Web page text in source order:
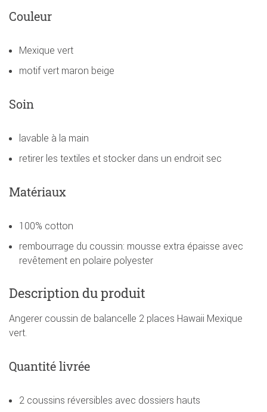
Couleur
Mexique vert
motif vert maron beige
Soin
lavable à la main
retirer les textiles et stocker dans un endroit sec
Matériaux
100% cotton
rembourrage du coussin: mousse extra épaisse avec
revêtement en polaire polyester
Description du produit
Angerer coussin de balancelle 2 places Hawaii Mexique
vert.
Quantité livrée
2 coussins réversibles avec dossiers hauts